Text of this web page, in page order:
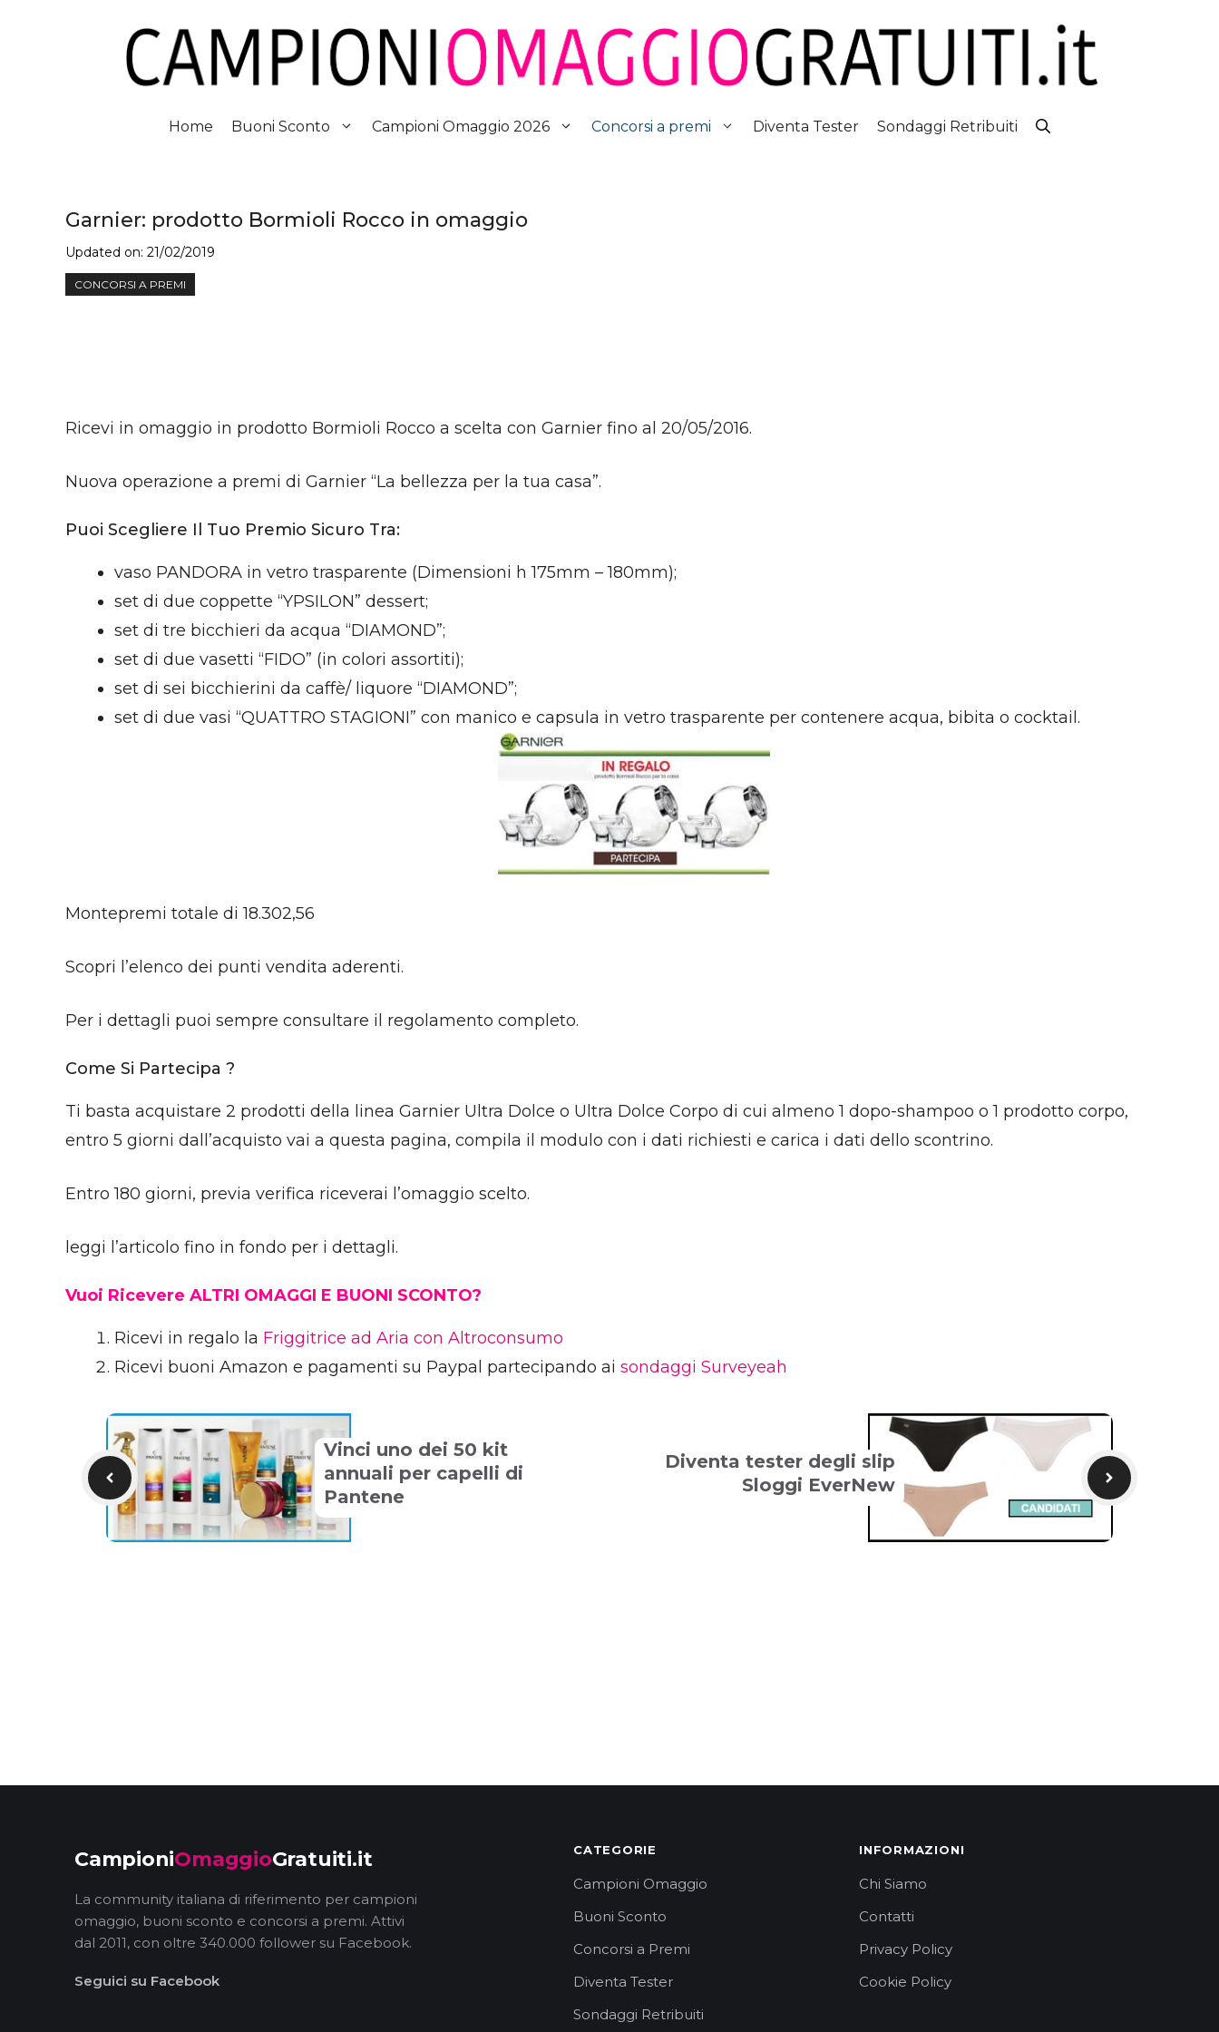
Home Buoni Sconto Campioni Omaggio 2026 Concorsi a premi Diventa Tester Sondaggi Retribuiti
Garnier: prodotto Bormioli Rocco in omaggio
Updated on: 21/02/2019
CONCORSI A PREMI
Ricevi in omaggio in prodotto Bormioli Rocco a scelta con Garnier fino al 20/05/2016.
Nuova operazione a premi di Garnier “La bellezza per la tua casa”.
Puoi Scegliere Il Tuo Premio Sicuro Tra:
vaso PANDORA in vetro trasparente (Dimensioni h 175mm – 180mm);
set di due coppette “YPSILON” dessert;
set di tre bicchieri da acqua “DIAMOND”;
set di due vasetti “FIDO” (in colori assortiti);
set di sei bicchierini da caffè/ liquore “DIAMOND”;
set di due vasi “QUATTRO STAGIONI” con manico e capsula in vetro trasparente per contenere acqua, bibita o cocktail.
Montepremi totale di 18.302,56
Scopri l’elenco dei punti vendita aderenti.
Per i dettagli puoi sempre consultare il regolamento completo.
Come Si Partecipa ?
Ti basta acquistare 2 prodotti della linea Garnier Ultra Dolce o Ultra Dolce Corpo di cui almeno 1 dopo-shampoo o 1 prodotto corpo,
entro 5 giorni dall’acquisto vai a questa pagina, compila il modulo con i dati richiesti e carica i dati dello scontrino.
Entro 180 giorni, previa verifica riceverai l’omaggio scelto.
leggi l’articolo fino in fondo per i dettagli.
Vuoi Ricevere ALTRI OMAGGI E BUONI SCONTO?
Ricevi in regalo la Friggitrice ad Aria con Altroconsumo
Ricevi buoni Amazon e pagamenti su Paypal partecipando ai sondaggi Surveyeah
Vinci uno dei 50 kit
annuali per capelli di
Pantene
Diventa tester degli slip
Sloggi EverNew
CampioniOmaggioGratuiti.it
La community italiana di riferimento per campioni
omaggio, buoni sconto e concorsi a premi. Attivi
dal 2011, con oltre 340.000 follower su Facebook.
Seguici su Facebook
CATEGORIE
Campioni Omaggio
Buoni Sconto
Concorsi a Premi
Diventa Tester
Sondaggi Retribuiti
INFORMAZIONI
Chi Siamo
Contatti
Privacy Policy
Cookie Policy